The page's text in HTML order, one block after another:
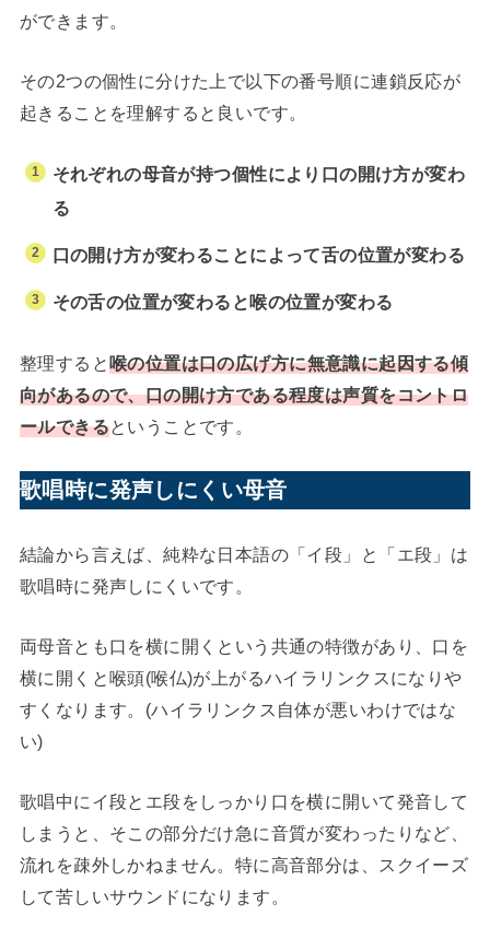
ができます。
その2つの個性に分けた上で以下の番号順に連鎖反応が
起きることを理解すると良いです。
それぞれの母音が持つ個性により口の開け方が変わ
る
口の開け方が変わることによって舌の位置が変わる
その舌の位置が変わると喉の位置が変わる
整理すると喉の位置は口の広げ方に無意識に起因する傾
向があるので、口の開け方である程度は声質をコントロ
ールできるということです。
歌唱時に発声しにくい母音
結論から言えば、純粋な日本語の「イ段」と「エ段」は
歌唱時に発声しにくいです。
両母音とも口を横に開くという共通の特徴があり、口を
横に開くと喉頭(喉仏)が上がるハイラリンクスになりや
すくなります。(ハイラリンクス自体が悪いわけではな
い)
歌唱中にイ段とエ段をしっかり口を横に開いて発音して
しまうと、そこの部分だけ急に音質が変わったりなど、
流れを疎外しかねません。特に高音部分は、スクイーズ
して苦しいサウンドになります。